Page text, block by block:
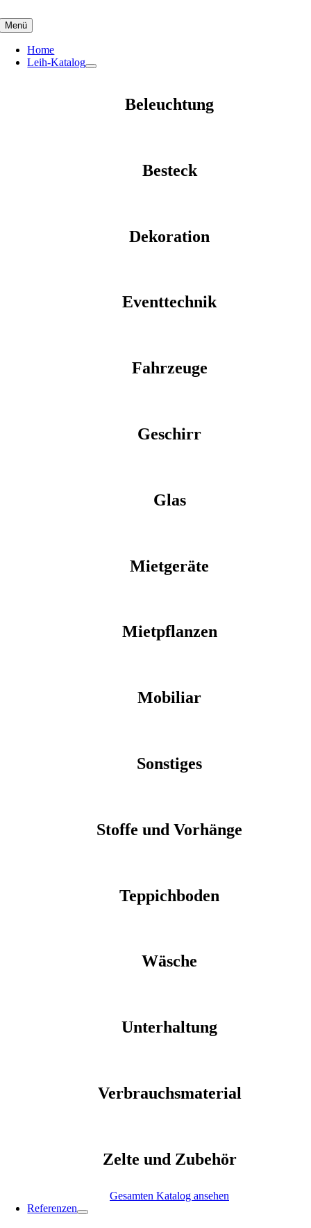
to
content
Menü
Home
Leih-Katalog
Beleuchtung
Besteck
Dekoration
Eventtechnik
Fahrzeuge
Geschirr
Glas
Mietgeräte
Mietpflanzen
Mobiliar
Sonstiges
Stoffe und Vorhänge
Teppichboden
Wäsche
Unterhaltung
Verbrauchsmaterial
Zelte und Zubehör
Gesamten Katalog ansehen
Referenzen